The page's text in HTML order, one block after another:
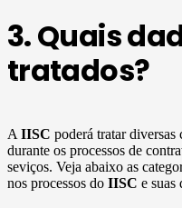
3. Quais
tratados?
A IISC poderá tratar diversas
durante os processos de
seviços. Veja abaixo as
nos processos do IISC e suas